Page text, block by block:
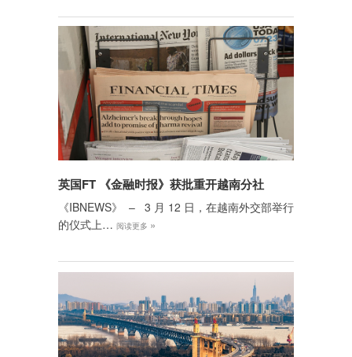
英国FT 《金融时报》获批重开越南分社
《IBNEWS》 – 3 月 12 日，在越南外交部举行
的仪式上… 阅读更多 »